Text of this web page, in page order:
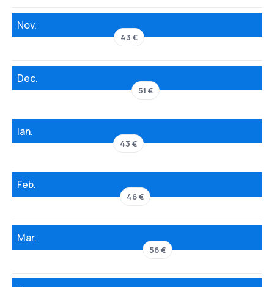
Nov.
43 €
Dec.
51 €
Ian.
43 €
Feb.
46 €
Mar.
56 €